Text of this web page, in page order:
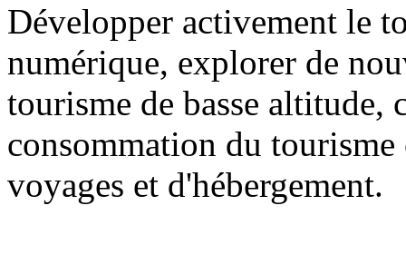
Développer activement le
numérique, explorer de
tourisme de basse altitude,
consommation du
voyages et d'hébergement.